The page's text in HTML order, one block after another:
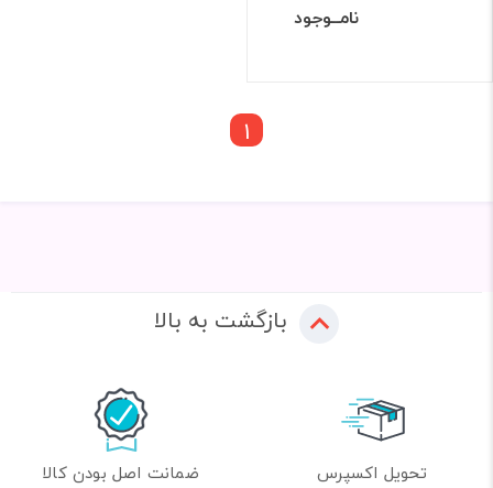
نامــوجود
1
بازگشت به بالا
تحویل اکسپرس ضمانت اصل بودن کالا